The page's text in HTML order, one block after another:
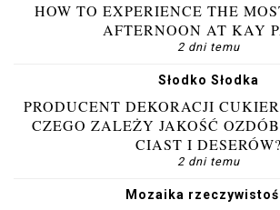
HOW TO EXPERIENCE THE
AFTERNOON AT KAY
2 dni temu
Słodko Słodka
PRODUCENT DEKORACJI
CZEGO ZALEŻY JAKOŚĆ
CIAST I DESERÓW?
2 dni temu
Mozaika